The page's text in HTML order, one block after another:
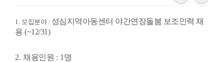
1. 모집분야 : 성심지역아동센터 야간연장돌봄 보조인력 채
용 (~12/31)
2. 채용인원 : 1 명